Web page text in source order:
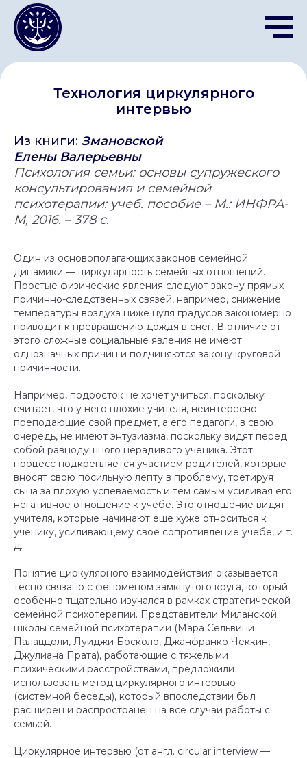
Технология циркулярного
интервью
Из книги: Змановской
Елены Валерьевны
Психология семьи: основы супружеского
консультирования и семейной
психотерапии: учеб. пособие – М.: ИНФРА-
М, 2016. – 378 с.
Один из основополагающих законов семейной
динамики — циркулярность семейных отношений.
Простые физические явления следуют закону прямых
причинно-следственных связей, например, снижение
температуры воздуха ниже нуля градусов закономерно
приводит к превращению дождя в снег. В отличие от
этого сложные социальные явления не имеют
однозначных причин и подчиняются закону круговой
причинности.
Например, подросток не хочет учиться, поскольку
считает, что у него плохие учителя, неинтересно
преподающие свой предмет, а его педагоги, в свою
очередь, не имеют энтузиазма, поскольку видят перед
собой равнодушного нерадивого ученика. Этот
процесс подкрепляется участием родителей, которые
вносят свою посильную лепту в проблему, третируя
сына за плохую успеваемость и тем самым усиливая его
негативное отношение к учебе. Это отношение видят
учителя, которые начинают еще хуже относиться к
ученику, усиливающему свое сопротивление учебе, и т.
д.
Понятие циркулярного взаимодействия оказывается
тесно связано с феноменом замкнутого круга, который
особенно тщательно изучался в рамках стратегической
семейной психотерапии. Представители Миланской
школы семейной психотерапии (Мара Сельвини
Палаццоли, Луиджи Босколо, Джанфранко Чеккин,
Джулиана Прата), работающие с тяжелыми
психическими расстройствами, предложили
использовать метод циркулярного интервью
(системной беседы), который впоследствии был
расширен и распространен на все случаи работы с
семьей.
Циркулярное интервью (от англ. circular interview —